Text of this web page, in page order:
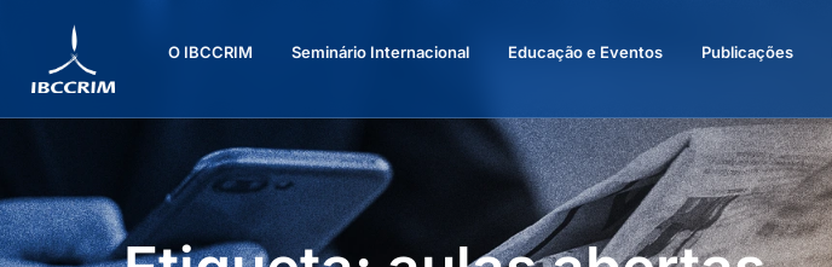
O IBCCRIM Seminário Internacional Educação e Eventos Publicações